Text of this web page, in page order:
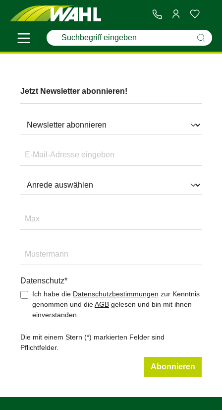
Jetzt Newsletter abonnieren!
Datenschutz*
Ich habe die Datenschutzbestimmungen zur Kenntnis
genommen und dieAGB gelesen und bin mit ihnen
einverstanden.
Die mit einem Stern (*) markierten Felder sind
Pflichtfelder.
Abonnieren